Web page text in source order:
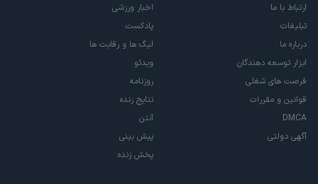
ارتباط با ما
تبلیغات
درباره ما
ابزار توسعه دهندگان
فرصت های شغلی
قوانین و مقررات
DMCA
آگهی دولتی
اخبار ورزشی
پادکست
لیگ ها و رقابت ها
ویدئو
روزنامه
نتایج زنده
آنتن
پیش بینی
پخش زنده